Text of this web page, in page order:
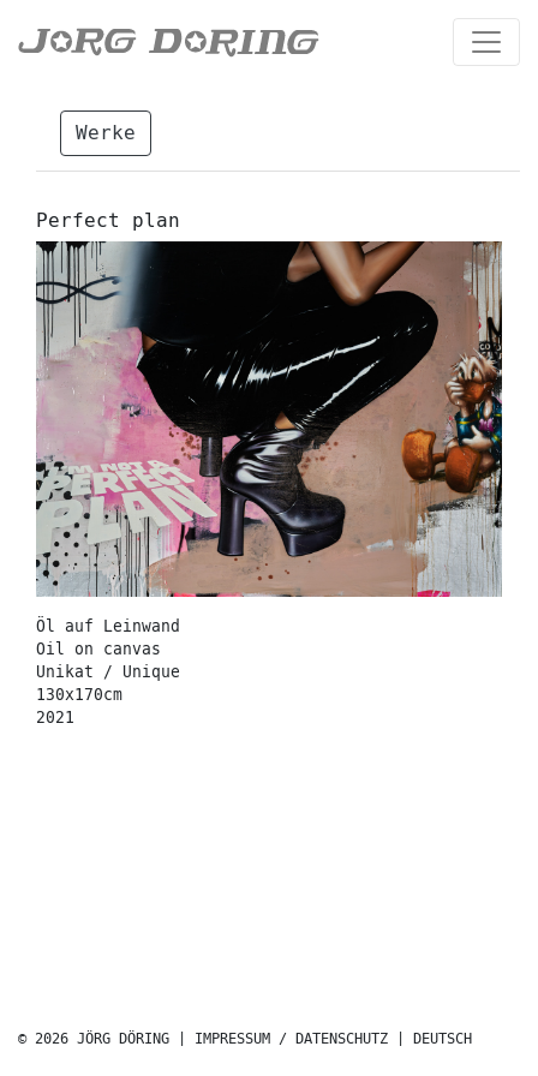
Werke
Perfect plan
Öl auf Leinwand
Oil on canvas
Unikat / Unique
130x170cm
2021
© 2026 JÖRG DÖRING | IMPRESSUM / DATENSCHUTZ DEUTSCH